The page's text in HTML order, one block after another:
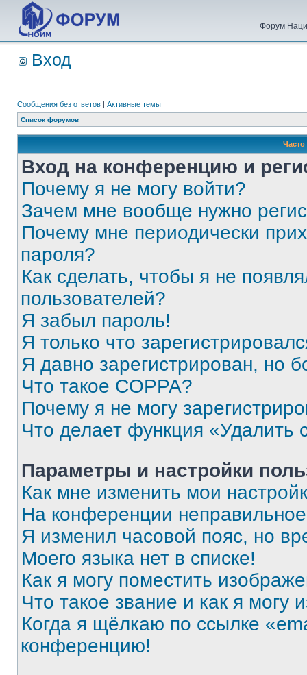
Форум
Вход
Сообщения без ответов | Активные темы
Список форумов
Вход на конференцию и
Почему я не могу войти?
Зачем мне вообще нужно
Почему мне периодически
пароля?
Как сделать, чтобы я не
пользователей?
Я забыл пароль!
Я только что
Я давно зарегистрирован, но
Что такое COPPA?
Почему я не могу
Что делает функция «Удалить
Параметры и настройки
Как мне изменить мои
На конференции
Я изменил часовой пояс, но
Моего языка нет в списке!
Как я могу поместить
Что такое звание и как я могу
Когда я щёлкаю по ссылке
конференцию!